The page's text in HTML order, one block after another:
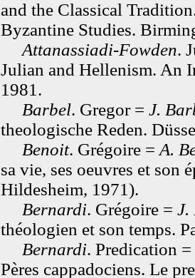
and the Classical
Byzantine Studies.
Attanassiadi-Fowden.
Julian and Hellenism. An
1981.
Barbel. Gregor = J.
theologische Reden.
Benoit. Grégoire = A.
sa vie, ses oeuvres et son
Hildesheim, 1971).
Bernardi. Grégoire = J.
théologien et son temps.
Bernardi. Predication =
Pères cappadociens. Le